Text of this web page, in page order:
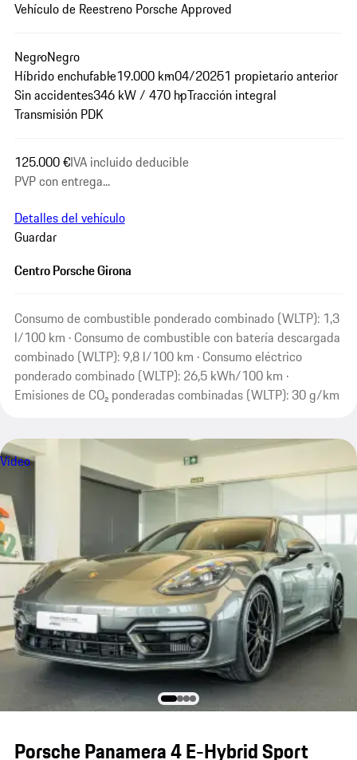
Vehículo de Reestreno Porsche Approved
NegroNegro
Híbrido enchufable19.000 km04/20251 propietario anterior
Sin accidentes346 kW / 470 hpTracción integral
Transmisión PDK
125.000 €IVA incluido deducible
PVP con entrega...
Detalles del vehículo
Guardar
Centro Porsche Girona
Consumo de combustible ponderado combinado (WLTP): 1,3
l/100 km · Consumo de combustible con batería descargada
combinado (WLTP): 9,8 l/100 km · Consumo eléctrico
ponderado combinado (WLTP): 26,5 kWh/100 km ·
Emisiones de CO₂ ponderadas combinadas (WLTP): 30 g/km
Vídeo
Porsche Panamera 4 E-Hybrid Sport